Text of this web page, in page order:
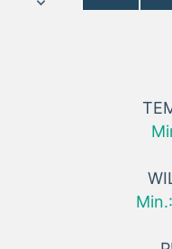
Min.: